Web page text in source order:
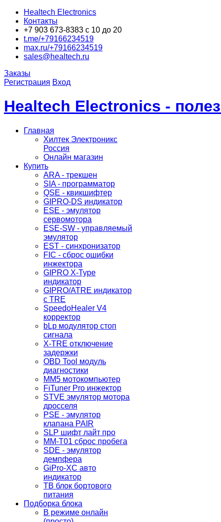
Healtech Electronics
Контакты
+7 903 673-8383 с 10 до 20
t.me/+79166234519
max.ru/+79166234519
sales@healtech.ru
Заказы
Регистрация Вход
Healtech Electronics -
Главная
Хилтек Электроникс
Россия
Онлайн магазин
Купить
ARA - трекшен
SIA - программатор
QSE - квикшифтер
GIPRO-DS индикатор
ESE - эмулятор
сервомотора
ESE-SW - управляемый
эмулятор
EST - синхронизатор
FIC - сброс ошибки
инжектора
GIPRO X-Type
индикатор
GIPRO/ATRE индикатор
с TRE
SpeedoHealer V4
корректор
bLp модулятор стоп
сигнала
X-TRE отключение
задержки
OBD Tool модуль
диагностики
MM5 мотокомпьютер
FiTuner Pro инжектор
STVE эмулятор мотора
дросселя
PSE - эмулятор
клапана PAIR
SLP шифт лайт про
MM-T01 сброс пробега
SDE - эмулятор
демпфера
GiPro-XC авто
индикатор
TB блок бортового
питания
Подборка блока
В режиме онлайн